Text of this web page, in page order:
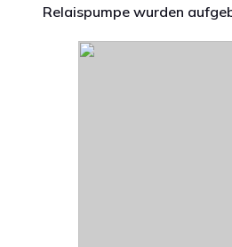
Relaispumpe wurden